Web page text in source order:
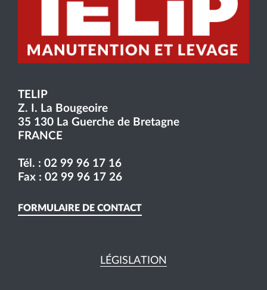
TELIP
Z. I. La Bougeoire
35 130 La Guerche de Bretagne
FRANCE
Tél. : 02 99 96 17 16
Fax : 02 99 96 17 26
FORMULAIRE DE CONTACT
LÉGISLATION